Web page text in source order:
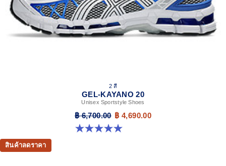
2 สี
GEL-KAYANO 20
Unisex Sportstyle Shoes
฿ 6,700.00 ฿ 4,690.00
5.0 จาก 5 ดาว 11 รีวิว
สินค้าลดราคา